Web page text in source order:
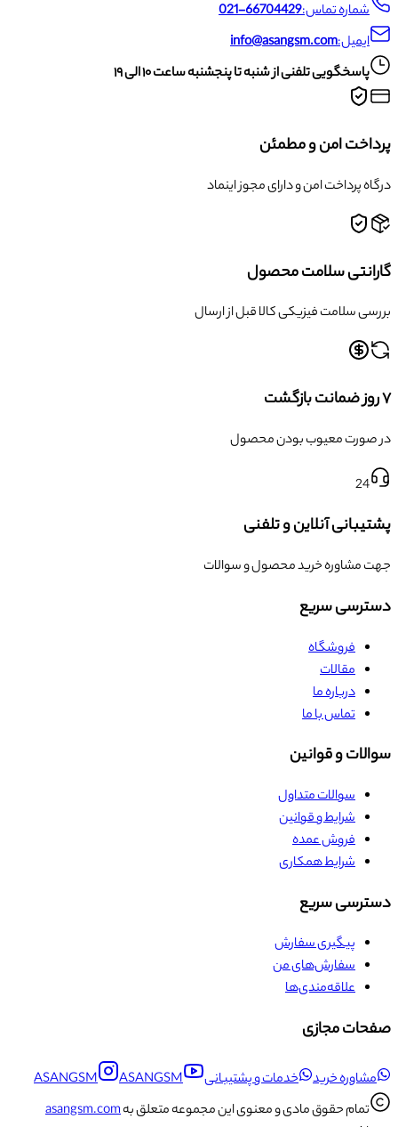
شماره تماس:021-66704429
ایمیل:info@asangsm.com
پاسخگویی تلفنی از شنبه تا پنجشنبه ساعت ۱۰ الی ۱۹
پرداخت امن و مطمئن
درگاه پرداخت امن و دارای مجوز اینماد
گارانتی سلامت محصول
بررسی سلامت فیزیکی کالا قبل از ارسال
۷ روز ضمانت بازگشت
در صورت معیوب بودن محصول
24
پشتیبانی آنلاین و تلفنی
جهت مشاوره خرید محصول و سوالات
دسترسی سریع
فروشگاه
مقالات
درباره ما
تماس با ما
سوالات و قوانین
سوالات متداول
شرایط و قوانین
فروش عمده
شرایط همکاری
دسترسی سریع
پیگیری سفارش
سفارش‌های من
علاقه‌مندی‌ها
صفحات مجازی
مشاوره خرید خدمات و پشتیبانی ASANGSM
ASANGSM
تمام حقوق مادی و معنوی این مجموعه متعلق بهasangsm.com